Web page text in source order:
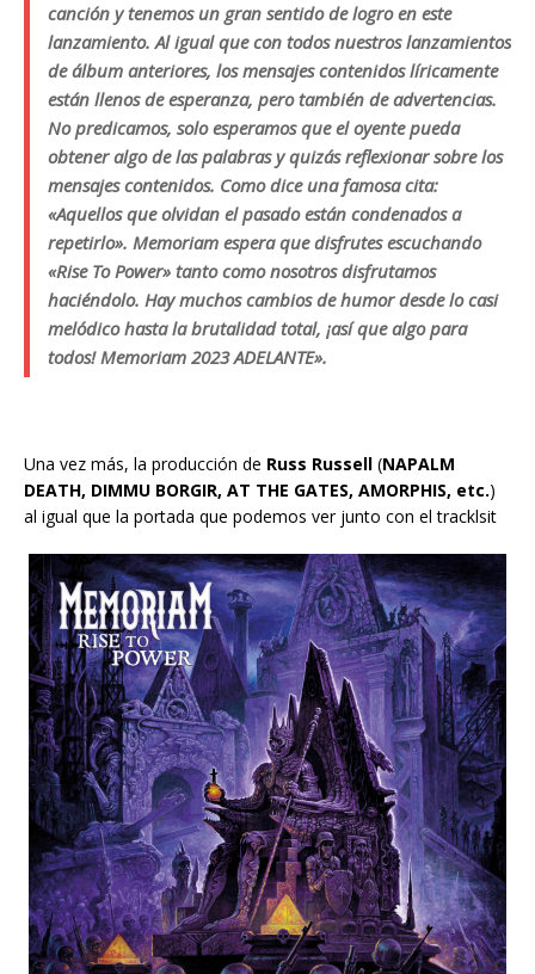
canción y tenemos un gran sentido de logro en este
lanzamiento. Al igual que con todos nuestros lanzamientos
de álbum anteriores, los mensajes contenidos líricamente
están llenos de esperanza, pero también de advertencias.
No predicamos, solo esperamos que el oyente pueda
obtener algo de las palabras y quizás reflexionar sobre los
mensajes contenidos. Como dice una famosa cita:
«Aquellos que olvidan el pasado están condenados a
repetirlo». Memoriam espera que disfrutes escuchando
«Rise To Power» tanto como nosotros disfrutamos
haciéndolo. Hay muchos cambios de humor desde lo casi
melódico hasta la brutalidad total, ¡así que algo para
todos! Memoriam 2023 ADELANTE».
Una vez más, la producción de Russ Russell (NAPALM
DEATH, DIMMU BORGIR, AT THE GATES, AMORPHIS, etc.)
al igual que la portada que podemos ver junto con el tracklsit